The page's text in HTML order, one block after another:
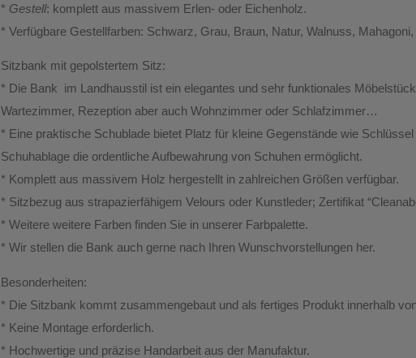
* Gestell: komplett aus massivem Erlen- oder Eichenholz.
* Verfügbare Gestellfarben: Schwarz, Grau, Braun, Natur, Walnuss,
Sitzbank mit gepolstertem Sitz:
* Die Bank im Landhausstil ist ein elegantes und sehr funktionales
Wartezimmer, Rezeption aber auch Wohnzimmer oder Schlafzimmer…
* Eine praktische Schublade bietet Platz für kleine Gegenstände wie
Schuhablage die ordentliche Aufbewahrung von Schuhen ermöglicht.
* Komplett aus massivem Holz hergestellt in zahlreichen Größen verfügbar.
* Sitzbezug aus strapazierfähigem Velours oder Kunstleder; Zertifikat
* Weitere weitere Farben finden Sie in unserer Farbpalette.
* Wir stellen die Bank auch gerne nach Ihren Wunschvorstellungen her.
Besonderheiten:
* Die Sitzbank kommt zusammengebaut und als fertiges Produkt innerhalb
* Keine Montage erforderlich.
* Hochwertige und präzise Handarbeit aus der Manufaktur.